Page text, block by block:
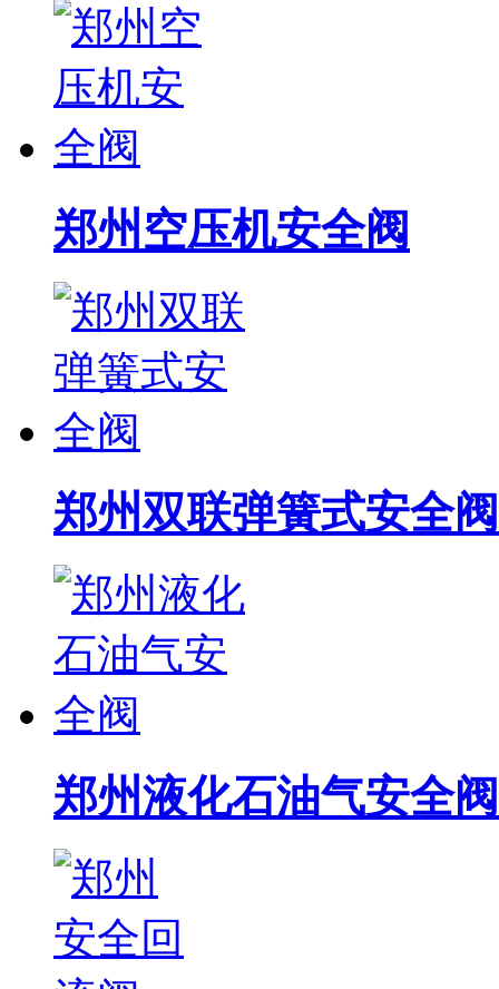
郑州空压机安全阀
郑州双联弹簧式安全阀
郑州液化石油气安全阀